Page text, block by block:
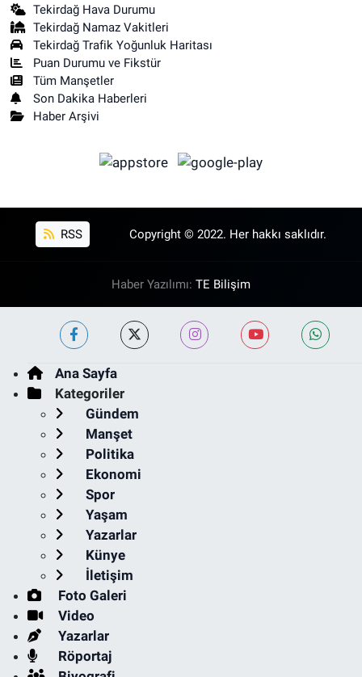
Tekirdağ Hava Durumu
Tekirdağ Namaz Vakitleri
Tekirdağ Trafik Yoğunluk Haritası
Puan Durumu ve Fikstür
Tüm Manşetler
Son Dakika Haberleri
Haber Arşivi
RSS Copyright © 2022. Her hakkı saklıdır.
Haber Yazılımı: TE Bilişim
Ana Sayfa
Kategoriler
Gündem
Manşet
Politika
Ekonomi
Spor
Yaşam
Yazarlar
Künye
İletişim
Foto Galeri
Video
Yazarlar
Röportaj